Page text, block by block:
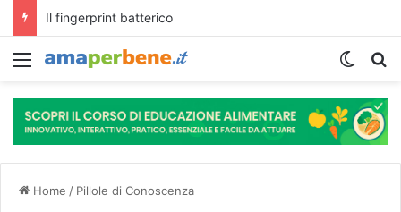
Menu
Home / Pillole di Conoscenza